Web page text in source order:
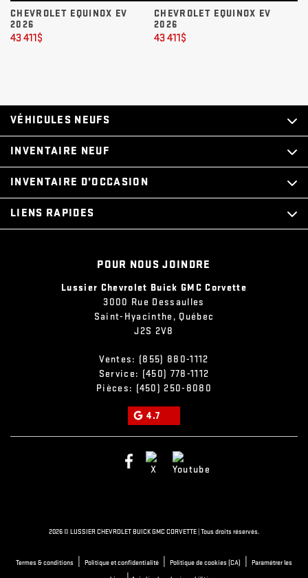
CHEVROLET EQUINOX EV
2026
43 411$
CHEVROLET EQUINOX EV
2026
43 411$
POUR NOUS JOINDRE
Lussier Chevrolet Buick GMC Corvette
3000 Rue Dessaulles
Saint-Hyacinthe , Québec
J2S 2V8
Ventes: (855) 880-1112
Service: (450) 778-1112
Pièces: (450) 250-8080
4.7
VÉHICULES NEUFS
INVENTAIRE NEUF
INVENTAIRE D’OCCASION
LIENS RAPIDES
2026 © LUSSIER CHEVROLET BUICK GMC CORVETTE| Tous droits réservés.
Termes & conditions Politique et confidentialité Politique de cookies (CA)
Paramétrer les